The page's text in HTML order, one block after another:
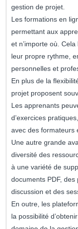
gestion de projet.
Les formations en
permettant aux
et n’importe où.
leur propre rythme,
personnelles et
En plus de la
projet proposent
Les apprenants
d’exercices
avec des formateurs
Une autre grande
diversité des
à une variété de
documents PDF,
discussion et des
En outre, les
la possibilité